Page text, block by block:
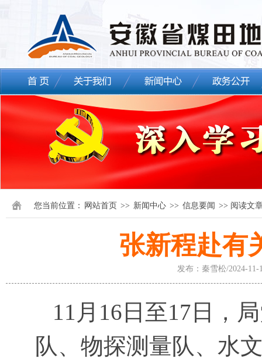
您当前位置： 网站首页 >> 新闻中心 >> 信息要闻 >> 阅读文
张新程赴有
发布：秦雪松/2024-
11月16日至17日，
队、物探测量队、水